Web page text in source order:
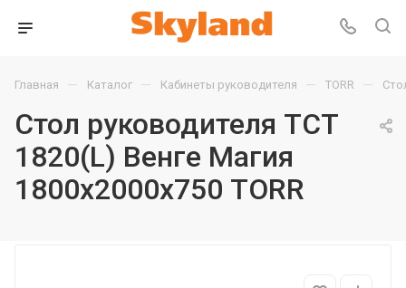
Главная — Каталог — Кабинеты руководителя — TORR —
Стол руководителя TCT
1820(L) Венге Магия
1800х2000х750 TORR